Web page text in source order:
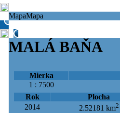
MapaMapa
MALÁ BAŇA
Mierka
1 : 7500
Rok
Plocha
2014
2.52181 km2